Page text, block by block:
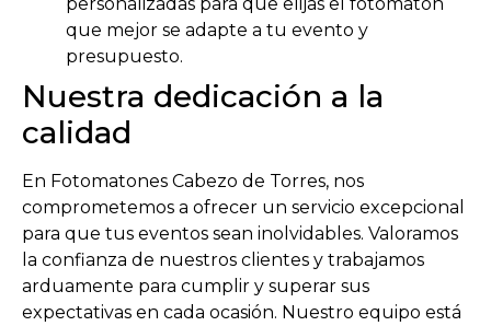
que mejor se adapte a tu evento y
presupuesto.
Nuestra dedicación a la
calidad
En Fotomatones Cabezo de Torres, nos
comprometemos a ofrecer un servicio excepcional
para que tus eventos sean inolvidables. Valoramos
la confianza de nuestros clientes y trabajamos
arduamente para cumplir y superar sus
expectativas en cada ocasión. Nuestro equipo está